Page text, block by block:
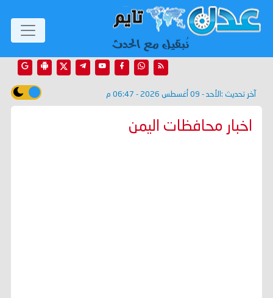
آخر تحديث : الأحد - 09 أغسطس 2026 - 06:47 م
اخبار محافظات اليمن